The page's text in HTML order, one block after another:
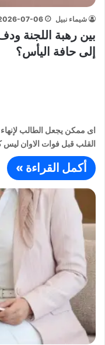
شيماء نبيل 07-06
بين رهبة اللجنة
إلى حافة اليأس؟
اى ممكن يجعل الطالب
القلب قبل فوات الاوان
أكمل القراءة »